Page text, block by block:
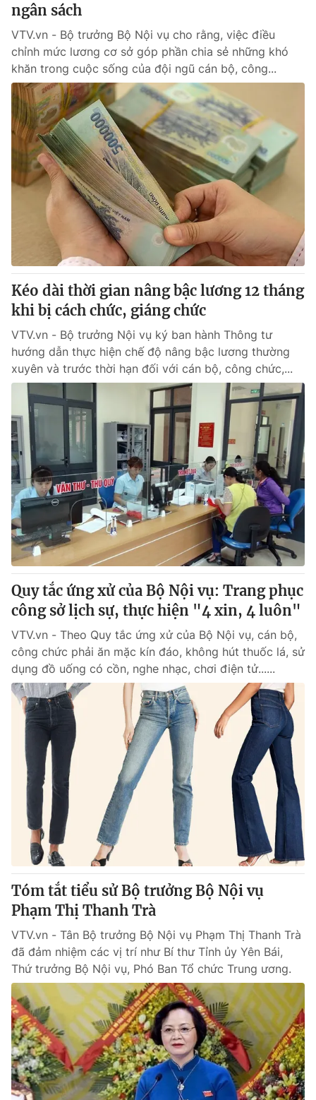
Photo
Video Shorts video
VTV Money VTV Thể thao
VTV Sức khoẻ Bất động sản
Thị trường 24h Tấm lòng Việt
Vươn mình bằng AI
VTV9 VTV8
Liên hệ tòa soạn English
THỜI BÁO VTV
Theo dõi báo trên
Cơ quan chủ quản:
Đài Truyền hình Việt Nam
Cơ quan báo chí:Thời báo VTV
Giấy phép hoạt động báo in và báo điện tử số 483/GP-BTTTT
cấp ngày 29/12/2023
Tổng Biên tập:Vũ Thanh Thủy
Phó Tổng Biên tập:Nguyễn Thị Mỹ Hạnh, Phạm Quốc Thắng,
Nguyễn Trọng Ninh
Tổng đài VTV:024.38 355 931 - 024.38 355 932
Ðiện thoại Thời báo VTV:024.66 897 897
Liên hệ quảng cáo:024-7300.7108
® Cấm sao chép dưới mọi hình thức nếu không có sự chấp
thuận bằng văn bản. Ghi rõ nguồn VTV.vn khi phát hành lại
thông tin từ website này.
ngân sách
VTV.vn - Bộ trưởng Bộ Nội vụ cho rằng, việc điều
chỉnh mức lương cơ sở góp phần chia sẻ những khó
khăn trong cuộc sống của đội ngũ cán bộ, công...
Kéo dài thời gian nâng bậc lương 12 tháng
khi bị cách chức, giáng chức
VTV.vn - Bộ trưởng Nội vụ ký ban hành Thông tư
hướng dẫn thực hiện chế độ nâng bậc lương thường
xuyên và trước thời hạn đối với cán bộ, công chức,...
Quy tắc ứng xử của Bộ Nội vụ: Trang phục
công sở lịch sự, thực hiện "4 xin, 4 luôn"
VTV.vn - Theo Quy tắc ứng xử của Bộ Nội vụ, cán bộ,
công chức phải ăn mặc kín đáo, không hút thuốc lá, sử
dụng đồ uống có cồn, nghe nhạc, chơi điện tử......
Tóm tắt tiểu sử Bộ trưởng Bộ Nội vụ
Phạm Thị Thanh Trà
VTV.vn - Tân Bộ trưởng Bộ Nội vụ Phạm Thị Thanh Trà
đã đảm nhiệm các vị trí như Bí thư Tỉnh ủy Yên Bái,
Thứ trưởng Bộ Nội vụ, Phó Ban Tổ chức Trung ương.